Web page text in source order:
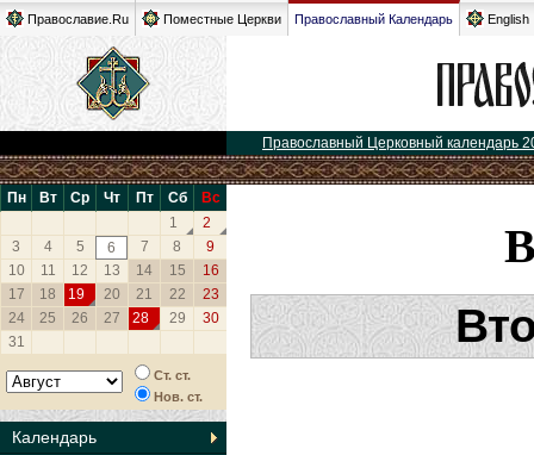
Православие.Ru Поместные Церкви Православный Календарь English
Православный Церковный календарь
Пн Вт Ср Чт Пт Сб
Вс
1
2
3
4 5 6 7 8
9
10
11 12 13 14 15
16
17
18 19 20 21 22
23
24
25 26 27 28 29
30
31
Ст. ст.
Нов. ст.
Календарь